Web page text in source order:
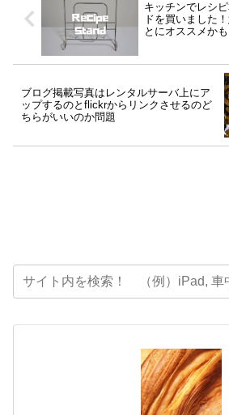
キッチンでレシ
ドを買いました
とにオススメかも
ブログ掲載写真はレンタルサーバ上にア
ップするのとflickrからリンクさせるのど
ちらがいいのか問題